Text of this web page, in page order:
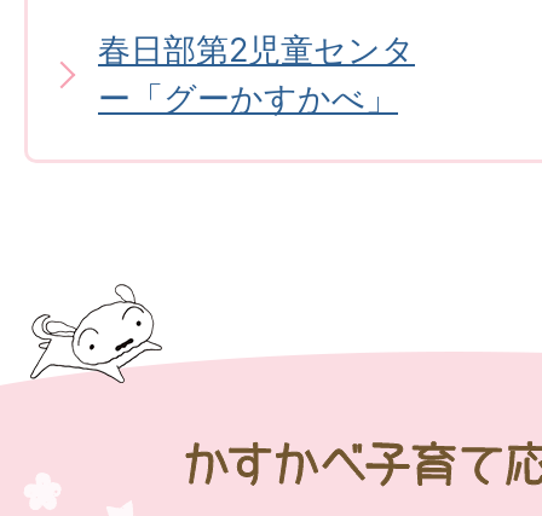
春日部第2児童センタ
ー「グーかすかべ」
か
す